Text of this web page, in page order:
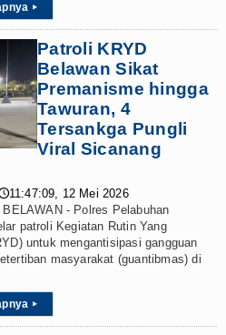
▸
Patroli KRYD
Belawan Sikat
Premanisme hingga
Tawuran, 4
Tersankga Pungli
Viral Sicanang
11:47:09, 12 Mei 2026
BELAWAN - Polres Pelabuhan
patroli Kegiatan Rutin Yang
untuk mengantisipasi gangguan
masyarakat (guantibmas) di
▸